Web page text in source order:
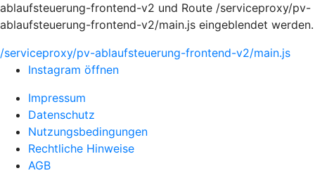
ablaufsteuerung-frontend-v2 und Route /serviceproxy/pv-
ablaufsteuerung-frontend-v2/main.js eingeblendet werden.
/serviceproxy/pv-ablaufsteuerung-frontend-v2/main.js
Instagram öffnen
Impressum
Datenschutz
Nutzungsbedingungen
Rechtliche Hinweise
AGB